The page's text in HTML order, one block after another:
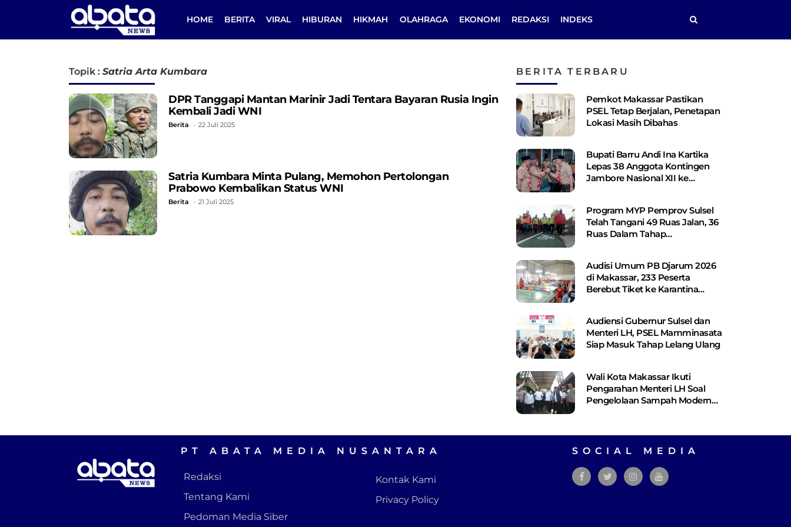
HOME BERITA VIRAL HIBURAN HIKMAH OLAHRAGA EKONOMI REDAKSI INDEKS
Topik : Satria Arta Kumbara
DPR Tanggapi Mantan Marinir Jadi Tentara Bayaran Rusia Ingin
Kembali Jadi WNI
Berita 22 Juli 2025
Satria Kumbara Minta Pulang, Memohon Pertolongan
Prabowo Kembalikan Status WNI
Berita 21 Juli 2025
BERITA TERBARU
Pemkot Makassar Pastikan
PSEL Tetap Berjalan, Penetapan
Lokasi Masih Dibahas
Bupati Barru Andi Ina Kartika
Lepas 38 Anggota Kontingen
Jambore Nasional XII ke
Program MYP Pemprov Sulsel
Telah Tangani 49 Ruas Jalan, 36
Ruas Dalam Tahap
Audisi Umum PB Djarum 2026
di Makassar, 233 Peserta
Berebut Tiket ke Karantina
Audiensi Gubernur Sulsel dan
Menteri LH, PSEL Mamminasata
Siap Masuk Tahap Lelang Ulang
Wali Kota Makassar Ikuti
Pengarahan Menteri LH Soal
Pengelolaan Sampah Modern
PT ABATA MEDIA NUSANTARA
Redaksi
Tentang Kami
Pedoman Media Siber
Kontak Kami
Privacy Policy
SOCIAL MEDIA